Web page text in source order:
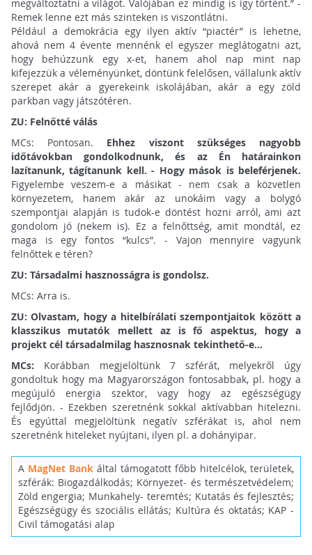
megváltoztatni a világot. Valójában ez mindig is így történt.” -
Remek lenne ezt más szinteken is viszontlátni.
Például a demokrácia egy ilyen aktív “piactér” is lehetne,
ahová nem 4 évente mennénk el egyszer meglátogatni azt,
hogy behúzzunk egy x-et, hanem ahol nap mint nap
kifejezzük a véleményünket, döntünk felelősen, vállalunk aktív
szerepet akár a gyerekeink iskolájában, akár a egy zöld
parkban vagy játszótéren.
ZU: Felnőtté válás
MCs: Pontosan. Ehhez viszont szükséges nagyobb
időtávokban gondolkodnunk, és az Én határainkon
lazítanunk, tágítanunk kell. - Hogy mások is beleférjenek.
Figyelembe veszem-e a másikat - nem csak a közvetlen
környezetem, hanem akár az unokáim vagy a bolygó
szempontjai alapján is tudok-e döntést hozni arról, ami azt
gondolom jó (nekem is). Ez a felnőttség, amit mondtál, ez
maga is egy fontos “kulcs”. - Vajon mennyire vagyunk
felnőttek e téren?
ZU: Társadalmi hasznosságra is gondolsz.
MCs: Arra is.
ZU: Olvastam, hogy a hitelbírálati szempontjaitok között a
klasszikus mutatók mellett az is fő aspektus, hogy a
projekt cél társadalmilag hasznosnak tekinthető-e...
MCs: Korábban megjelöltünk 7 szférát, melyekről úgy
gondoltuk hogy ma Magyarországon fontosabbak, pl. hogy a
megújuló energia szektor, vagy hogy az egészségügy
fejlődjön. - Ezekben szeretnénk sokkal aktívabban hitelezni.
És egyúttal megjelöltünk negatív szférákat is, ahol nem
szeretnénk hiteleket nyújtani, ilyen pl. a dohányipar.
A MagNet Bankáltal támogatott főbb hitelcélok, területek,
szférák: Biogazdálkodás; Környezet- és természetvédelem;
Zöld engergia; Munkahely- teremtés; Kutatás és fejlesztés;
Egészségügy és szociális ellátás; Kultúra és oktatás; KAP -
Civil támogatási alap